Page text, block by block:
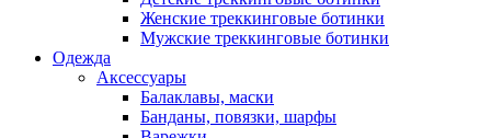
Женские треккинговые ботинки
Мужские треккинговые ботинки
Одежда
Аксессуары
Балаклавы, маски
Банданы, повязки, шарфы